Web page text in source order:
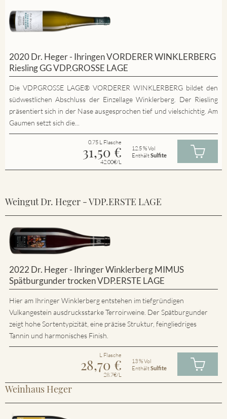
2020 Dr. Heger - Ihringen VORDERER WINKLERBERG
Riesling GG VDP.GROSSE LAGE
Die VDP.GROSSE LAGE® VORDERER WINKLERBERG bildet den
südwestlichen Abschluss der Einzellage Winklerberg. Der Riesling
präsentiert sich in der Nase ausgesprochen tief und vielschichtig. Am
Gaumen setzt sich die...
0.75 L Flasche
31,50 €
42.00€/L
12.5 % Vol
EnthältSulfite
Weingut Dr. Heger - VDP.ERSTE LAGE
2022 Dr. Heger - Ihringer Winklerberg MIMUS
Spätburgunder trocken VDP.ERSTE LAGE
Hier am Ihringer Winklerberg entstehen im tiefgründigen
Vulkangestein ausdrucksstarke Terroirweine. Der Spätburgunder
zeigt hohe Sortentypizität, eine präzise Struktur, feingliedriges
Tannin und harmonisches Finish.
L Flasche
28,70 €
28.7€/L
13 % Vol
EnthältSulfite
Weinhaus Heger